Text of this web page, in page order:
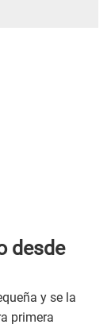
desde
y se la
primera